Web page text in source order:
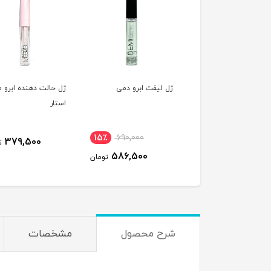
ژل لیفت ابرو دمی
690,000 15٪
586,500 تومان
ژل حالت دهنده
استار
379,500
شرح محصول مشخصات